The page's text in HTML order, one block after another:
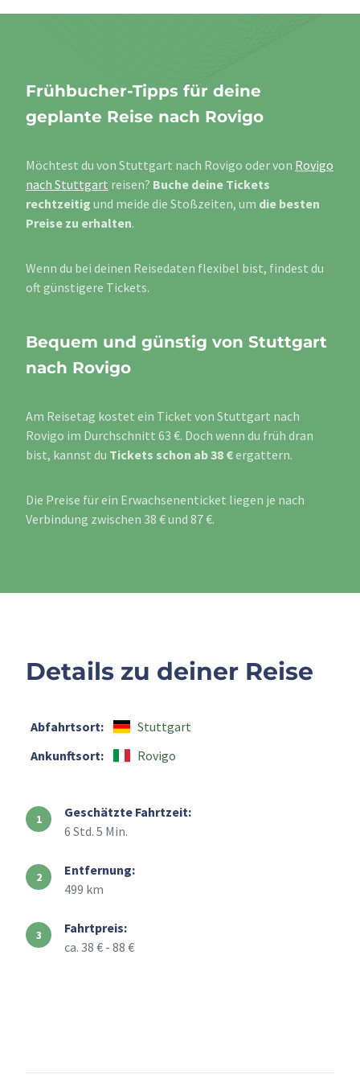
Frühbucher-Tipps für deine
geplante Reise nach Rovigo
Möchtest du von Stuttgart nach Rovigo oder von Rovigo
nach Stuttgart reisen? Buche deine Tickets
rechtzeitig und meide die Stoßzeiten, um die besten
Preise zu erhalten.
Wenn du bei deinen Reisedaten flexibel bist, findest du
oft günstigere Tickets.
Bequem und günstig von Stuttgart
nach Rovigo
Am Reisetag kostet ein Ticket von Stuttgart nach
Rovigo im Durchschnitt 63 €. Doch wenn du früh dran
bist, kannst du Tickets schon ab 38 €ergattern.
Die Preise für ein Erwachsenenticket liegen je nach
Verbindung zwischen 38 € und 87 €.
Details zu deiner Reise
Abfahrtsort:
Stuttgart
Ankunftsort:
Rovigo
Geschätzte Fahrtzeit:
6 Std. 5 Min.
Entfernung:
499 km
Fahrtpreis:
ca. 38 € - 88 €